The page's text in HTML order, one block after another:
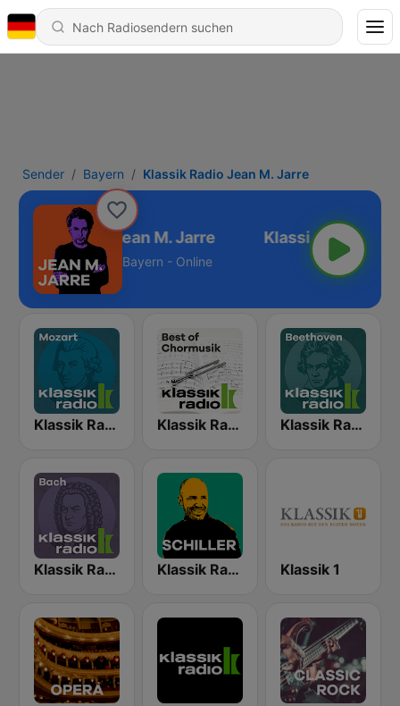
Sender Bayern Klassik Radio Jean M. Jarre
Klassik Radio Jean M. Jarre
Bayern - Online
Klassik Radio Mozart Klassik Radio Chormusik Klassik Radio Beethoven
Klassik Radio Bach Klassik Radio SCHILLER Klassik 1